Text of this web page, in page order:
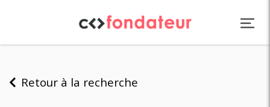
Retour à la recherche